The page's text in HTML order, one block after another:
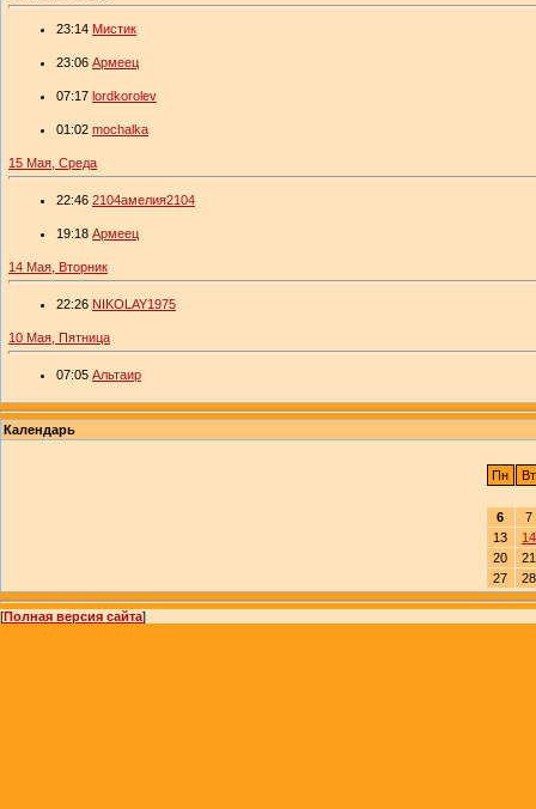
23:14 Мистик
23:06 Армеец
07:17 lordkorolev
01:02 mochalka
15 Мая, Среда
22:46 2104амелия2104
19:18 Армеец
14 Мая, Вторник
22:26 NIKOLAY1975
10 Мая, Пятница
07:05 Альтаир
Календарь
Пн Вт
6
7
13
14
20
21
27
28
[Полная версия сайта]